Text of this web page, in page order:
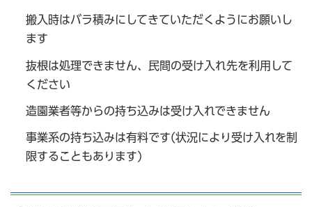
搬入時はバラ積みにしてきていただくようにお願いし
ます
抜根は処理できません、民間の受け入れ先を利用して
ください
造園業者等からの持ち込みは受け入れできません
事業系の持ち込みは有料です(状況により受け入れを制
限することもあります)